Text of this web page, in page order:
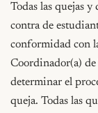
Todas las quejas y
contra de
conformidad con
Coordinador(a)
determinar el
queja. Todas las